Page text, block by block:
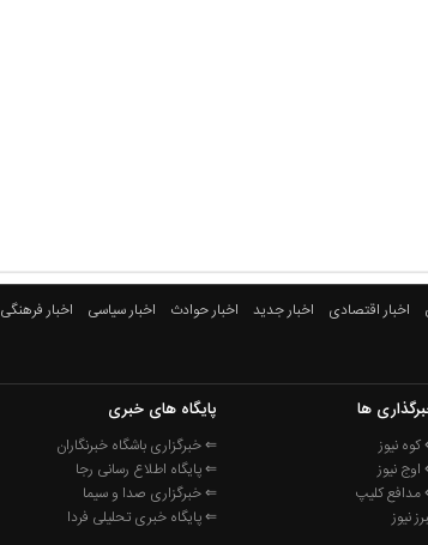
اخبار اقتصادی اخبار جدید اخبار حوادث اخبار سیاسی اخبار فرهنگی
ها
نیوز
نیوز
کلیپ
نیوز
پایگاه های خبری
⇐ خبرگزاری باشگاه خبرنگاران
⇐ پایگاه اطلاع رسانی رجا
⇐ خبرگزاری صدا و سیما
⇐ پایگاه خبری تحلیلی فردا